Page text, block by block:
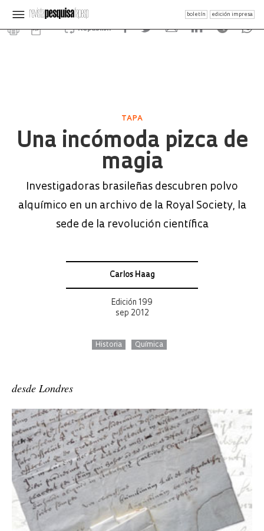
boletín edición impresa
Republish
TAPA
Una incómoda pizca de
magia
Investigadoras brasileñas descubren polvo
alquímico en un archivo de la Royal Society, la
sede de la revolución científica
Carlos Haag
Edición 199
sep 2012
Historia Química
desde Londres